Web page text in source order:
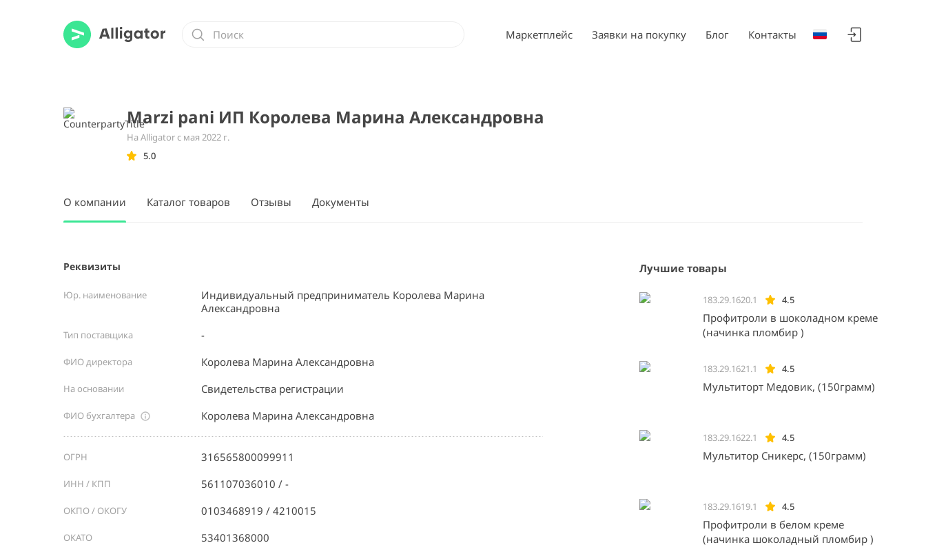
Маркетплейс Заявки на покупку Блог Контакты
Marzi pani ИП Королева Марина Александровна
На Alligator с мая 2022 г.
5.0
О компании Каталог товаров Отзывы Документы
Реквизиты
Юр. наименование
Индивидуальный предприниматель Королева Марина
Александровна
Тип поставщика -
ФИО директора Королева Марина Александровна
На основании Свидетельства регистрации
ФИО бухгалтера Королева Марина Александровна
ОГРН 316565800099911
ИНН / КПП 561107036010 / -
ОКПО / ОКОГУ 0103468919 / 4210015
ОКАТО 53401368000
Лучшие товары
183.29.1620.1 4.5
Профитроли в шоколадном креме
(начинка пломбир )
183.29.1621.1 4.5
Мультиторт Медовик, (150грамм)
183.29.1622.1 4.5
Мультитор Сникерс, (150грамм)
183.29.1619.1 4.5
Профитроли в белом креме
(начинка шоколадный пломбир )